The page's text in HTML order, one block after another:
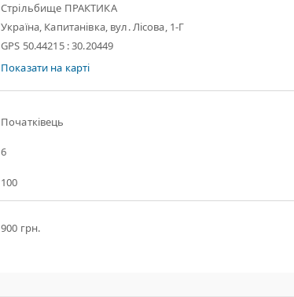
Стрільбище ПРАКТИКА
Україна, Капитанівка, вул. Лісова, 1-Г
GPS 50.44215 : 30.20449
Показати на карті
Початківець
6
100
900 грн.